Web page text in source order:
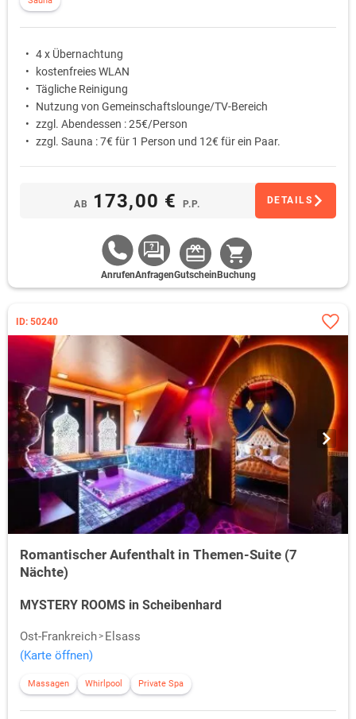
4 x Übernachtung
kostenfreies WLAN
Tägliche Reinigung
Nutzung von Gemeinschaftslounge/TV-Bereich
zzgl. Abendessen : 25€/Person
zzgl. Sauna : 7€ für 1 Person und 12€ für ein Paar.
AB 173,00 € P.P. DETAILS
AnrufenAnfragenGutschein Buchung
ID: 50240
Romantischer Aufenthalt in Themen-Suite (7
Nächte)
MYSTERY ROOMS in Scheibenhard
Ost-Frankreich
Elsass
(Karte öffnen)
Massagen Whirlpool Private Spa